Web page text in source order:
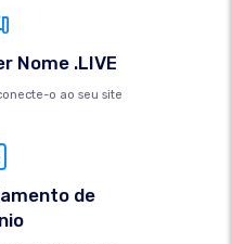
Nome .LIVE
o ao seu site
de